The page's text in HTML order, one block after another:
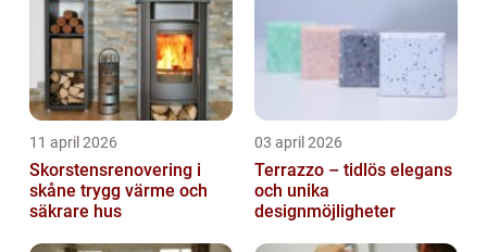
11 april 2026
Skorstensrenovering i
skåne trygg värme och
säkrare hus
03 april 2026
Terrazzo – tidlös elegans
och unika
designmöjligheter